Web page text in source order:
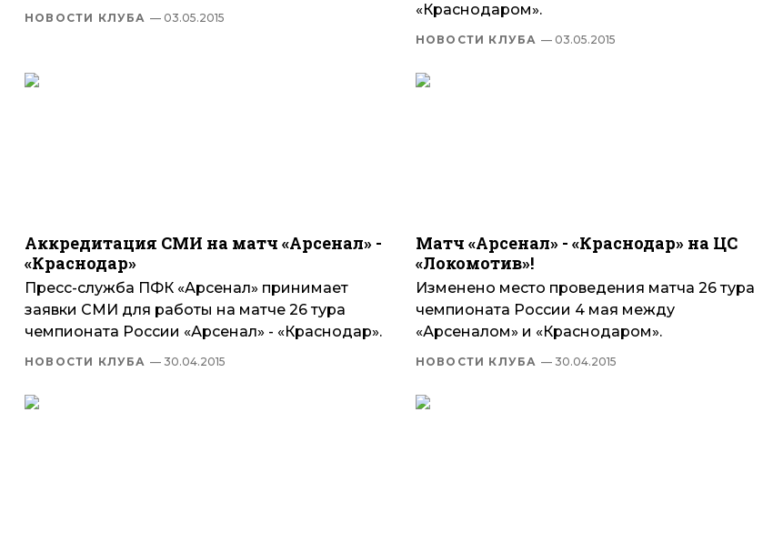
НОВОСТИ КЛУБА — 03.05.2015
«Краснодаром».
НОВОСТИ КЛУБА — 03.05.2015
Аккредитация СМИ на матч «Арсенал» -
«Краснодар»
Пресс-служба ПФК «Арсенал» принимает
заявки СМИ для работы на матче 26 тура
чемпионата России «Арсенал» - «Краснодар».
НОВОСТИ КЛУБА — 30.04.2015
Матч «Арсенал» - «Краснодар» на ЦС
«Локомотив»!
Изменено место проведения матча 26 тура
чемпионата России 4 мая между
«Арсеналом» и «Краснодаром».
НОВОСТИ КЛУБА — 30.04.2015